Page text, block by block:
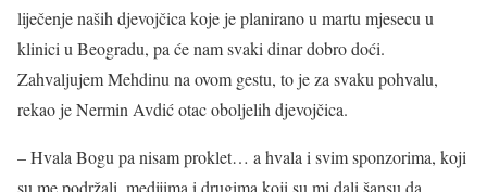
liječenje naših djevojčica koje je planirano u martu mjesecu u
klinici u Beogradu, pa će nam svaki dinar dobro doći.
Zahvaljujem Mehdinu na ovom gestu, to je za svaku pohvalu,
rekao je Nermin Avdić otac oboljelih djevojčica.
– Hvala Bogu pa nisam proklet… a hvala i svim sponzorima, koji
su me podržali, medijima i drugima koji su mi dali šansu da